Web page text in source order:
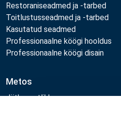
Restoraniseadmed ja -tarbed
Toitlustusseadmed ja -tarbed
Kasutatud seadmed
Professionaalne köögi hooldus
Professionaalne köögi disain
Metos
Jätkusuutlikkus